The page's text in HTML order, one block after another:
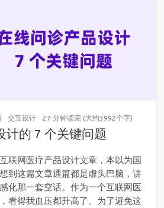
交互设计 27 分钟读完 (大约3992个字)
计的 7 个关键问题
联网医疗产品设计文章，本以为国
到这篇文章通篇都是虚头巴脑，讲
化那一套空话。作为一个互联网医
看得我血压都升高了。为了避免这